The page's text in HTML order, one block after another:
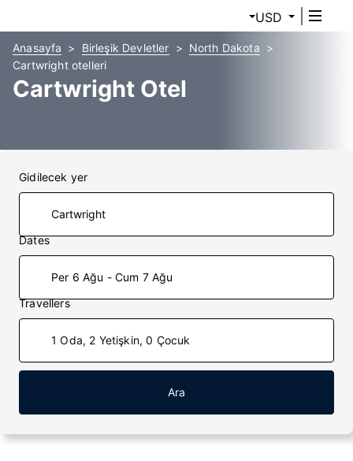
USD
Anasayfa Birleşik Devletler
North Dakota
Cartwright otelleri
Cartwright Otel
Gidilecek yer
Dates
Per 6 Ağu - Cum 7 Ağu
Travellers
1 Oda, 2 Yetişkin, 0 Çocuk
Ara